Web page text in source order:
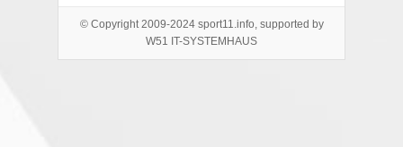
© Copyright 2009-2024 sport11.info, supported by
W51 IT-SYSTEMHAUS